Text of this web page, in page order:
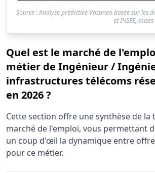
Source : Analyse prédictive Vocaneo basée sur les
et INSEE,
Quel est le marché de
métier de Ingénieur /
infrastructures télécoms
en 2026 ?
Statistiques recrutement Ingénieur /
Demandeurs d'emploi (12 mois)
Offres publiées (12 mois)
Cette section offre une synthèse de la
marché de l'emploi, vous permettant
un coup d'œil la dynamique entre
pour ce métier.